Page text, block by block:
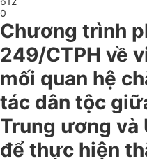
0
Chương trình
249/CTPH về
mối quan hệ
tác dân tộc
Trung ương và
để thực hiện